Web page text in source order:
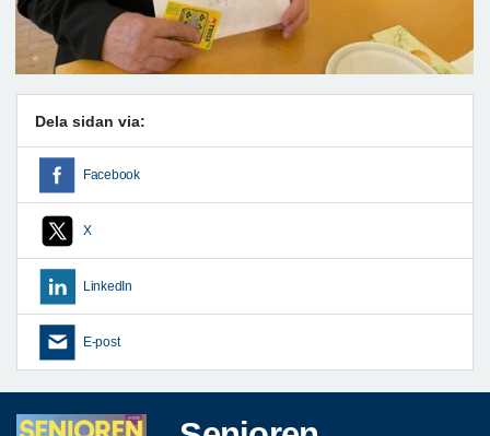
Dela sidan via:
Facebook
X
LinkedIn
E-post